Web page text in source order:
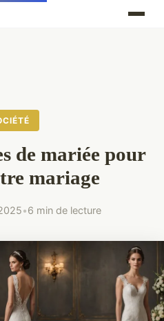
de mariée pour
mariage
•6 min de lecture